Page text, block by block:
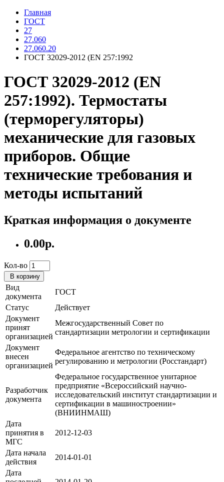
Главная
ГОСТ
27
27.060
27.060.20
ГОСТ 32029-2012 (EN 257:1992
ГОСТ 32029-2012 (EN
257:1992). Термостаты
(терморегуляторы)
механические для газовых
приборов. Общие
технические требования и
методы испытаний
Краткая информация о документе
0.00р.
Кол-во
В корзину
Вид
документа
ГОСТ
Статус
Действует
Документ
принят
организацией
Межгосударственный Совет по
стандартизации метрологии и сертификации
Документ
внесен
организацией
Федеральное агентство по техническому
регулированию и метрологии (Росстандарт)
Разработчик
документа
Федеральное государственное унитарное
предприятие «Всероссийский научно-
исследовательский институт стандартизации и
сертификации в машиностроении»
(ВНИИНМАШ)
Дата
принятия в
МГС
2012-12-03
Дата начала
действия
2014-01-01
Дата